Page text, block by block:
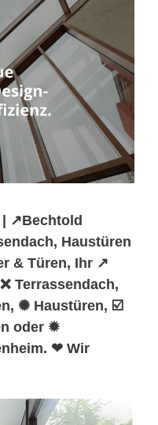
| ↗️Bechtold
Haustüren
& Türen, Ihr ↗️
Terrassendach,
✺ Haustüren, ☑️
oder ✹
❤ Wir